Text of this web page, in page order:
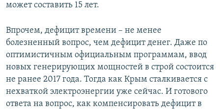
может составить 15 лет.
Впрочем, дефицит времени – не менее
болезненный вопрос, чем дефицит денег. Даже по
оптимистичным официальным программам, ввод
новых генерирующих мощностей в строй состоится
не ранее 2017 года. Тогда как Крым сталкивается с
нехваткой электроэнергии уже сейчас. И готового
ответа на вопрос, как компенсировать дефицит в